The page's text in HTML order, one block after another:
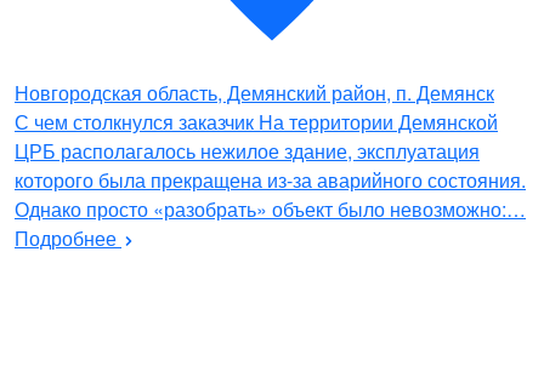
Новгородская область, Демянский район, п. Демянск
С чем столкнулся заказчик На территории Демянской
ЦРБ располагалось нежилое здание, эксплуатация
которого была прекращена из-за аварийного состояния.
Однако просто «разобрать» объект было невозможно:…
Подробнее